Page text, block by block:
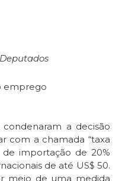
emprego
a decisão
com a chamada “taxa
importação de 20%
de até US$ 50.
meio de uma medida